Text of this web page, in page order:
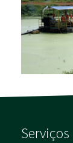
Serviços